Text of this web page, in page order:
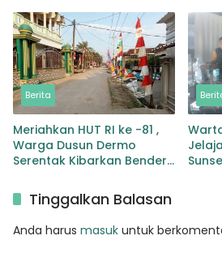
Perintah,Tuai Sorotan
Timur
Berita
Meriahkan HUT RI ke -81 ,
Warga Dusun Dermo
Serentak Kibarkan Bendera
Tinggalkan Balasan
Anda harus masuk untuk